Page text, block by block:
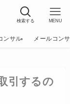
検索する MENU
ンサル メールコン
引するの